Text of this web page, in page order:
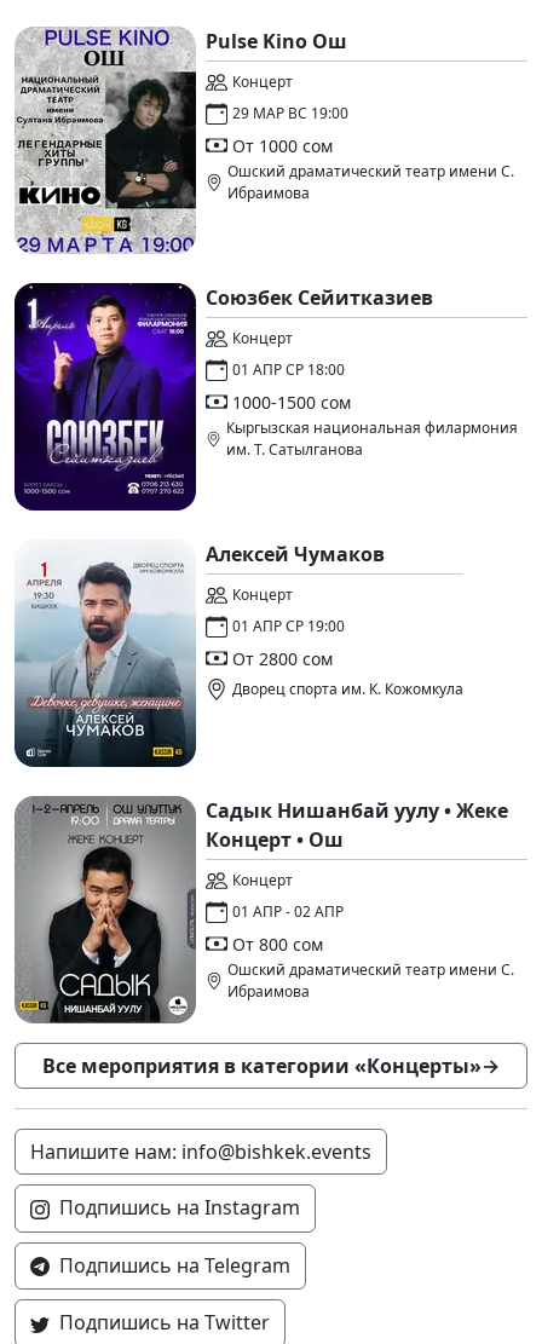
Pulse Kino Ош
Концерт
29 МАР ВС 19:00
От 1000 сом
Ошский драматический театр имени С.
Ибраимова
Союзбек Сейитказиев
Концерт
01 АПР СР 18:00
1000-1500 сом
Кыргызская национальная филармония
им. Т. Сатылганова
Алексей Чумаков
Концерт
01 АПР СР 19:00
От 2800 сом
Дворец спорта им. К. Кожомкула
Садык Нишанбай уулу • Жеке
Концерт • Ош
Концерт
01 АПР - 02 АПР
От 800 сом
Ошский драматический театр имени С.
Ибраимова
Все мероприятия в категории «Концерты»→
Напишите нам: info@bishkek.events
Подпишись на Instagram
Подпишись на Telegram
Подпишись на Twitter